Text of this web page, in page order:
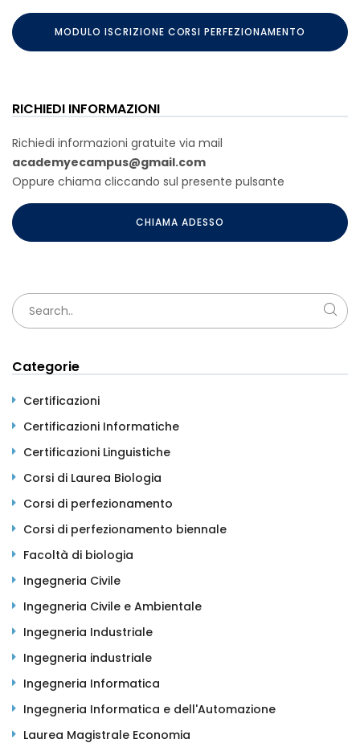
MODULO ISCRIZIONE CORSI PERFEZIONAMENTO
RICHIEDI INFORMAZIONI
Richiedi informazioni gratuite via mail
academyecampus@gmail.com
Oppure chiama cliccando sul presente pulsante
CHIAMA ADESSO
Categorie
Certificazioni
Certificazioni Informatiche
Certificazioni Linguistiche
Corsi di Laurea Biologia
Corsi di perfezionamento
Corsi di perfezionamento biennale
Facoltà di biologia
Ingegneria Civile
Ingegneria Civile e Ambientale
Ingegneria Industriale
Ingegneria industriale
Ingegneria Informatica
Ingegneria Informatica e dell'Automazione
Laurea Magistrale Economia